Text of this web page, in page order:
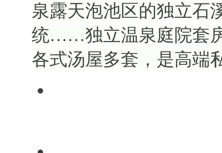
泉露天泡池区的独立石
统……独立温泉庭院套
各式汤屋多套，是高端